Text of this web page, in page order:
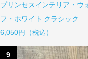
プリンセスインテリア・ウ
フ・ホワイト クラシック
6,050円（税込）
9